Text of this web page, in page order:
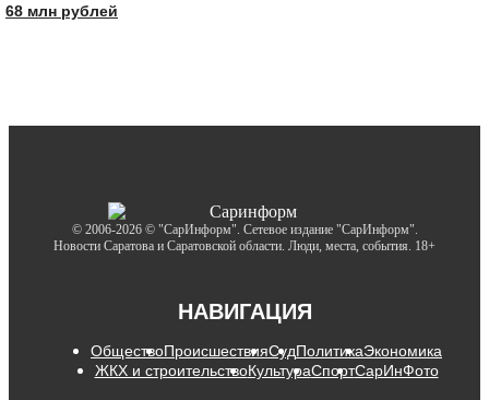
68 млн рублей
© 2006-2026 © "СарИнформ". Сетевое издание "СарИнформ".
Новости Саратова и Саратовской области. Люди, места, события. 18+
НАВИГАЦИЯ
ОбществоПроисшествияСудПолитикаЭкономика
ЖКХ и строительствоКультураСпортСарИнФото